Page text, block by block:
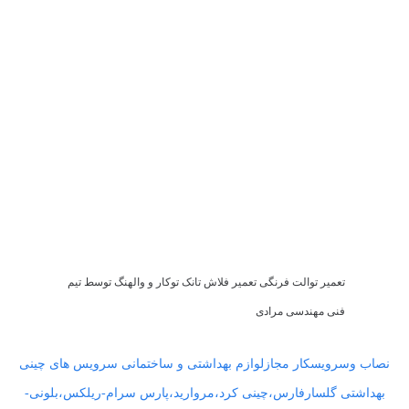
تعمیر توالت فرنگی تعمیر فلاش تانک توکار و والهنگ توسط تیم
فنی مهندسی مرادی
نصاب وسرویسکار مجازلوازم بهداشتی و ساختمانی سرویس های چینی
بهداشتی گلسارفارس،چینی کرد،مروارید،پارس سرام-ریلکس،بلونی-